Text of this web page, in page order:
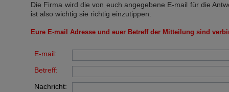
Die Firma wird die von euch angegebene E-mail für die
ist also wichtig sie richtig einzutippen.
Eure E-mail Adresse und euer Betreff der Mitteilung sind
E-mail:
Betreff:
Nachricht: